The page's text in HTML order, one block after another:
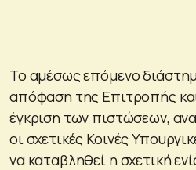
Το αμέσως επόμενο
απόφαση της Επιτροπής
έγκριση των πιστώσεων,
οι σχετικές Κοινές
να καταβληθεί η σχετική